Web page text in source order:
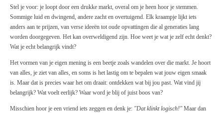
Stel je voor: je loopt door een drukke markt, overal om je heen hoor je stemmen.
Sommige luid en dwingend, andere zacht en overtuigend. Elk kraampje lijkt iets
anders aan te prijzen, van verse ideeën tot oude opvattingen die al generaties lang
worden doorgegeven. Het kan overweldigend zijn. Hoe weet je wat je zelf echt denkt?
Wat je echt belangrijk vindt?
Het vormen van je eigen mening is een beetje zoals wandelen over die markt. Je hoort
van alles, je ziet van alles, en soms is het lastig om te bepalen wat jouw eigen smaak
is. Maar dat is precies waar het om draait: ontdekken wat bij jou past. Wat vind jij
belangrijk? Wat voelt eerlijk? Waar word je blij of juist boos van?
Misschien hoor je een vriend iets zeggen en denk je: "Dat klinkt logisch!" Maar dan